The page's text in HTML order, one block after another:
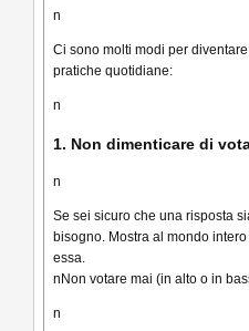
n
Ci sono molti modi per
pratiche quotidiane:
n
1. Non dimenticare di
n
Se sei sicuro che una risposta
bisogno. Mostra al mondo
essa.
n Non votare mai (in alto o in
n